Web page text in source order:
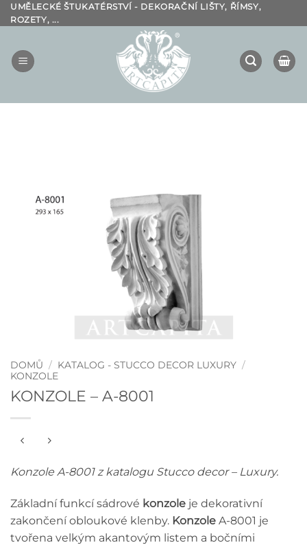
Přeskočit
na
UMĚLECKÉ ŠTUKATÉRSTVÍ - DEKORAČNÍ LIŠTY, ŘÍMSY,
ROZETY, ...
DOMŮ / KATALOG - STUCCO DECOR LUXURY /
KONZOLE
KONZOLE – A-8001
Konzole A-8001 z katalogu Stucco decor – Luxury.
Základní funkcí sádrové konzole je dekorativní
zakončení obloukové klenby. Konzole A-8001 je
tvořena velkým akantovým listem a bočními